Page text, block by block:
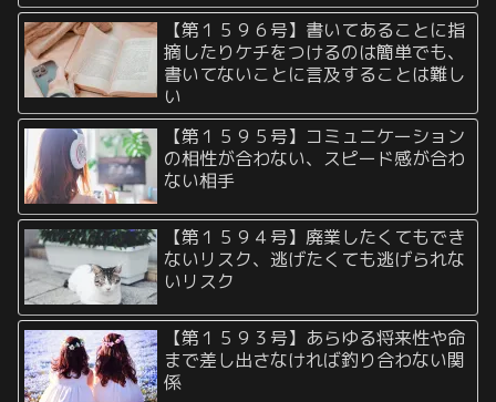
【第１５９６号】書いてあることに指
摘したりケチをつけるのは簡単でも、
書いてないことに言及することは難し
い
【第１５９５号】コミュニケーション
の相性が合わない、スピード感が合わ
ない相手
【第１５９４号】廃業したくてもでき
ないリスク、逃げたくても逃げられな
いリスク
【第１５９３号】あらゆる将来性や命
まで差し出さなければ釣り合わない関
係